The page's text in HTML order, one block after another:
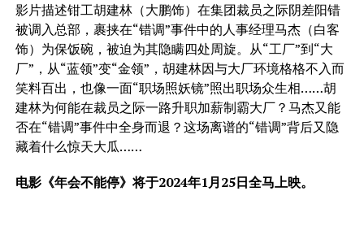
影片描述钳工胡建林（大鹏饰）在集团裁员之际阴差阳错
被调入总部，裹挟在“错调”事件中的人事经理马杰（白客
饰）为保饭碗，被迫为其隐瞒四处周旋。从“工厂”到“大
厂”，从“蓝领”变“金领”，胡建林因与大厂环境格格不入而
笑料百出，也像一面“职场照妖镜”照出职场众生相……胡
建林为何能在裁员之际一路升职加薪制霸大厂？马杰又能
否在“错调”事件中全身而退？这场离谱的“错调”背后又隐
藏着什么惊天大瓜……
电影《年会不能停》将于2024年1月25日全马上映。